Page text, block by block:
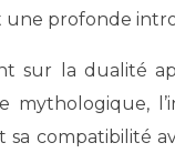
une profonde
sur la dualité
mythologique,
compatibilité